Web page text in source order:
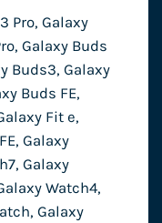
Pro, Galaxy
Galaxy Buds
Buds3, Galaxy
Buds FE,
Fit e,
Galaxy
Galaxy
Watch4,
Galaxy